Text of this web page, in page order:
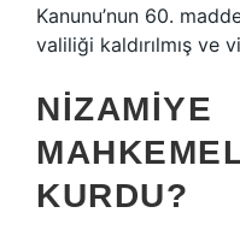
Kanunu’nun 60.
valiliği kaldırılmış ve
NIZAMIYE
KURDU?